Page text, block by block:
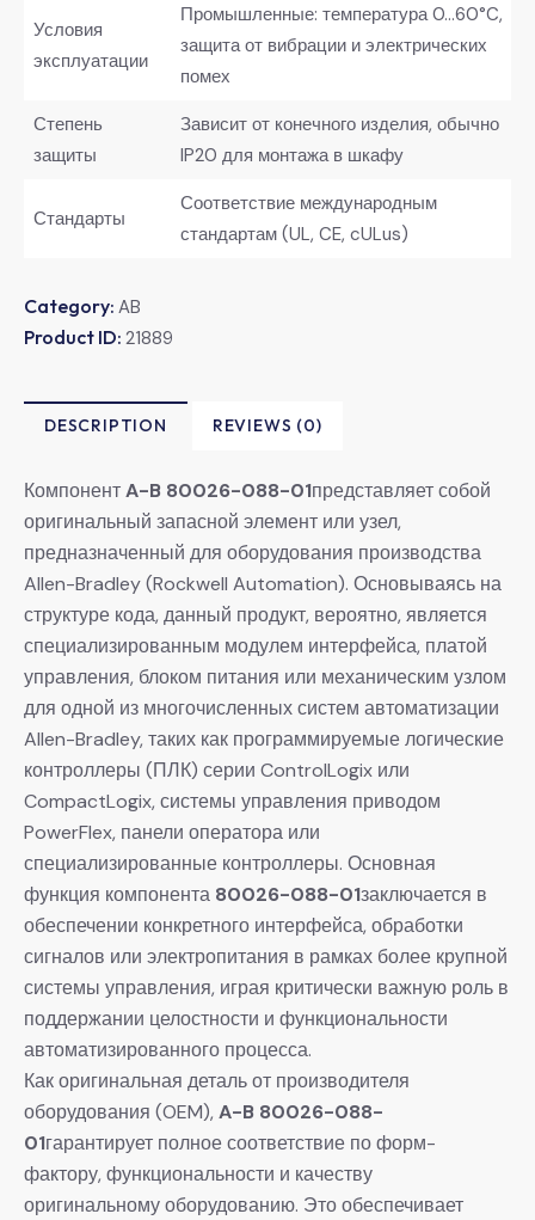
Условия
эксплуатации
Промышленные: температура 0…60°C,
защита от вибрации и электрических
помех
Степень
защиты
Зависит от конечного изделия, обычно
IP20 для монтажа в шкафу
Стандарты
Соответствие международным
стандартам (UL, CE, cULus)
Category: AB
Product ID: 21889
DESCRIPTION REVIEWS (0)
КомпонентA-B 80026-088-01представляет собой
оригинальный запасной элемент или узел,
предназначенный для оборудования производства
Allen-Bradley (Rockwell Automation). Основываясь на
структуре кода, данный продукт, вероятно, является
специализированным модулем интерфейса, платой
управления, блоком питания или механическим узлом
для одной из многочисленных систем автоматизации
Allen-Bradley, таких как программируемые логические
контроллеры (ПЛК) серии ControlLogix или
CompactLogix, системы управления приводом
PowerFlex, панели оператора или
специализированные контроллеры. Основная
функция компонента 80026-088-01заключается в
обеспечении конкретного интерфейса, обработки
сигналов или электропитания в рамках более крупной
системы управления, играя критически важную роль в
поддержании целостности и функциональности
автоматизированного процесса.
Как оригинальная деталь от производителя
оборудования (OEM), A-B 80026-088-
01гарантирует полное соответствие по форм-
фактору, функциональности и качеству
оригинальному оборудованию. Это обеспечивает